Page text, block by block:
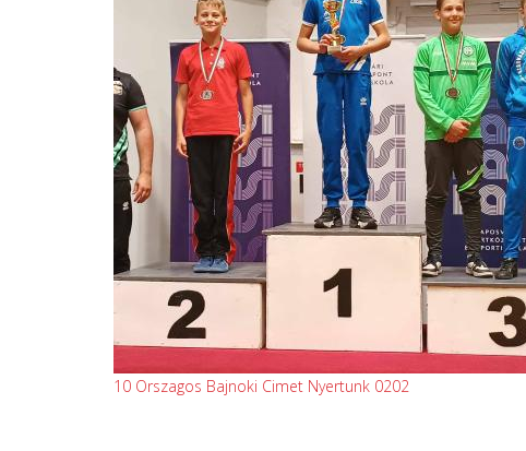
10 Orszagos Bajnoki Cimet Nyertunk 0202